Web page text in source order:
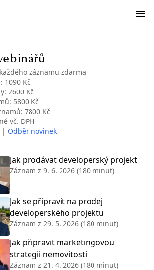
záznamu zdarma
1090 Kč
2600 Kč
5800 Kč
7800 Kč
vč. DPH
| Odběr novinek
Jak prodávat developerský projekt
Záznam z 9. 6. 2026 (180 minut)
Jak se připravit na prodej
developerského projektu
Záznam z 29. 5. 2026 (180 minut)
Jak připravit marketingovou
strategii nemovitosti
Záznam z 21. 4. 2026 (180 minut)